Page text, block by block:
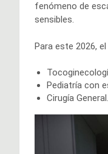
fenómeno de
sensibles.
Para este 2026,
Pediatría con
Cirugía General.